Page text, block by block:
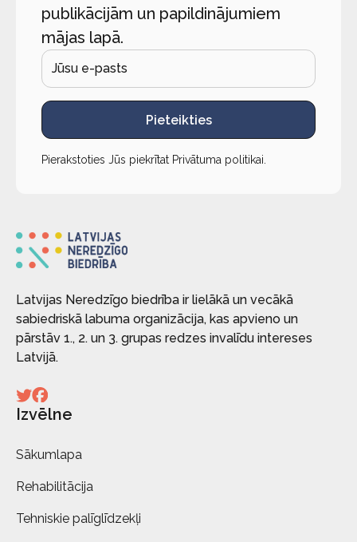
publikācijām un papildinājumiem
mājas lapā.
Pieteikties
Pierakstoties Jūs piekrītat Privātuma politikai
Latvijas Neredzīgo biedrība ir lielākā un vecākā
sabiedriskā labuma organizācija, kas apvieno un
pārstāv 1., 2. un 3. grupas redzes invalīdu intereses
Latvijā.
Izvēlne
Sākumlapa
Rehabilitācija
Tehniskie palīglīdzekļi